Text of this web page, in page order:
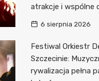
atrakcje i wspólne
6 sierpnia 2026
Festiwal Orkiestr
Szczecinie:
rywalizacja pełna